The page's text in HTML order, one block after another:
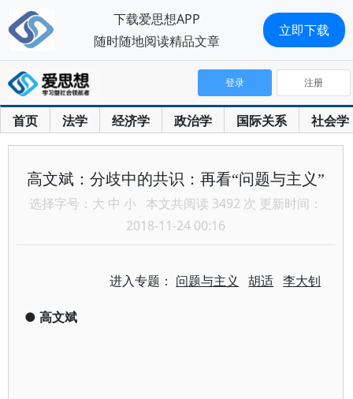
首页 法学 经济学 政治学 国际关系 社会学
登录 注册
高文斌：分歧中的共识：再看“问题与主义”
选择字号： 大 中 小 本文共阅读 3492 次 更新时间：
2018-11-24 00:16
进入专题： 问题与主义 胡适 李大钊
● 高文斌
下载爱思想APP
随时随地阅读精品文章
立即下载